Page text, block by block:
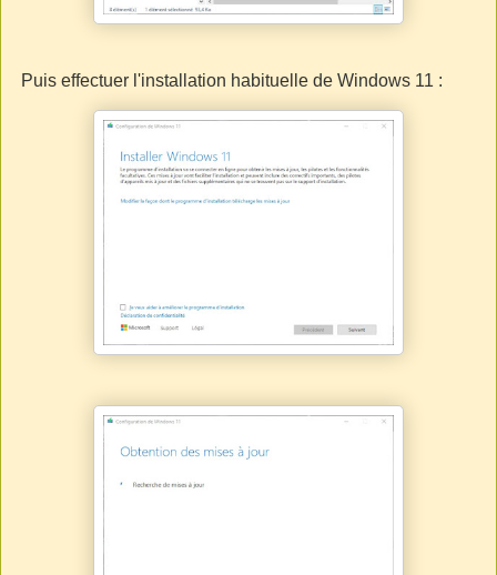
Puis effectuer l'installation habituelle de Windows 11 :